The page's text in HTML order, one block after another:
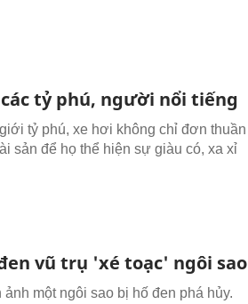
tỷ phú, người nổi tiếng
tỷ phú, xe hơi không chỉ đơn thuần
sản để họ thể hiện sự giàu có, xa xỉ
vũ trụ 'xé toạc' ngôi sao
một ngôi sao bị hố đen phá hủy.